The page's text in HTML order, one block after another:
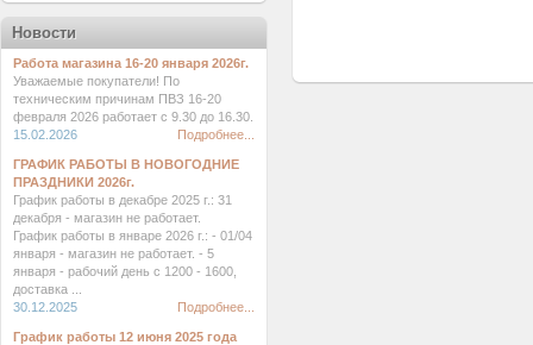
Новости
Работа магазина 16-20 января 2026г.
Уважаемые покупатели! По
техническим причинам ПВЗ 16-20
февраля 2026 работает с 9.30 до 16.30.
15.02.2026
Подробнее...
ГРАФИК РАБОТЫ В НОВОГОДНИЕ
ПРАЗДНИКИ 2026г.
График работы в декабре 2025 г.: 31
декабря - магазин не работает.
График работы в январе 2026 г.: - 01/04
января - магазин не работает. - 5
января - рабочий день с 1200 - 1600,
доставка ...
30.12.2025
Подробнее...
График работы 12 июня 2025 года